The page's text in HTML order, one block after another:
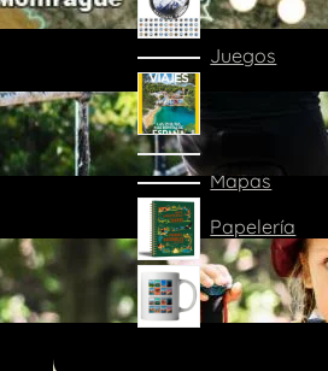
Imanes
Juegos
Mapas
Papelería
Tazas